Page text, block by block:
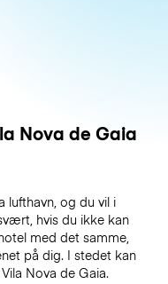
Nova de Gaia
lufthavn, og du vil i
hvis du ikke kan
med det samme,
på dig. I stedet kan
Nova de Gaia.